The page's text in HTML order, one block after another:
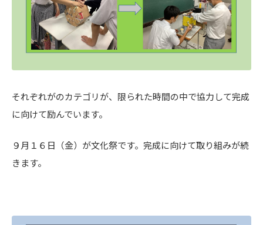
それぞれがのカテゴリが、限られた時間の中で協力して完成
に向けて励んでいます。
９月１６日（金）が文化祭です。完成に向けて取り組みが続
きます。